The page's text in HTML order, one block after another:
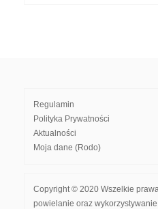
Regulamin
Polityka Prywatności
Aktualności
Moja dane (Rodo)
Copyright © 2020 Wszelkie
powielanie oraz